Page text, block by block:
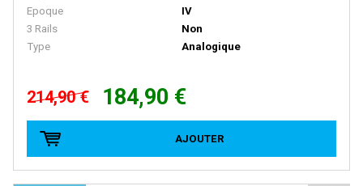
BASSETT LOWKE
BEMO
BEVBEL
BLUFORD SHOPS
B MODELS
Epoque
IV
3 Rails
Non
Type
Analogique
214,90 € 184,90 €
AJOUTER